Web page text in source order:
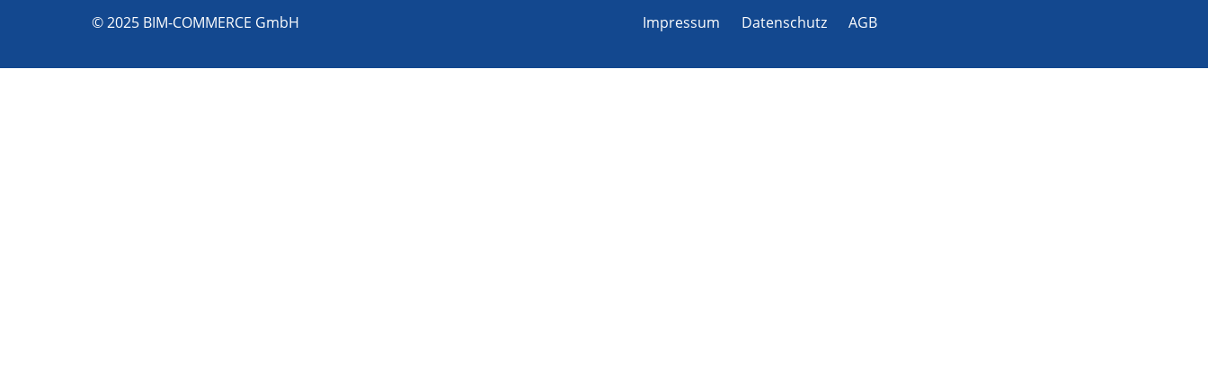
© 2025 BIM-COMMERCE GmbH Impressum Datenschutz AGB